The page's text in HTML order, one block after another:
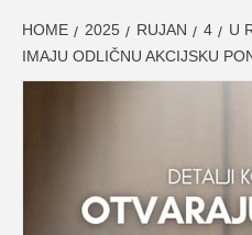
HOME 2025 RUJAN 4
U
IMAJU ODLIČNU AKCIJSKU